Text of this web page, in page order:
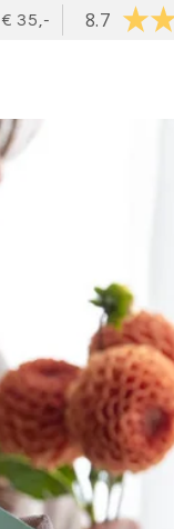
35,- 8.7